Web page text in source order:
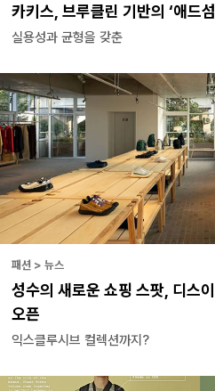
카키스, 브루클린 기반의 ‘애드
실용성과 균형을 갖춘
패션 > 뉴스
성수의 새로운 쇼핑 스팟, 디스
오픈
익스클루시브 컬렉션까지?